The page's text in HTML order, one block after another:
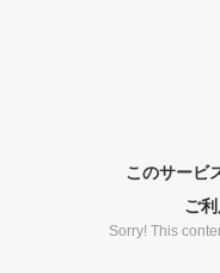
このサービ
ご
Sorry! This